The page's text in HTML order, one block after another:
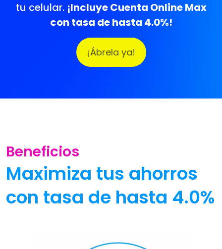
tu celular. ¡Incluye Cuenta Online Max
con tasa de hasta 4.0%!
¡Ábrela ya!
Beneficios
Maximiza tus ahorros
con tasa de hasta 4.0%